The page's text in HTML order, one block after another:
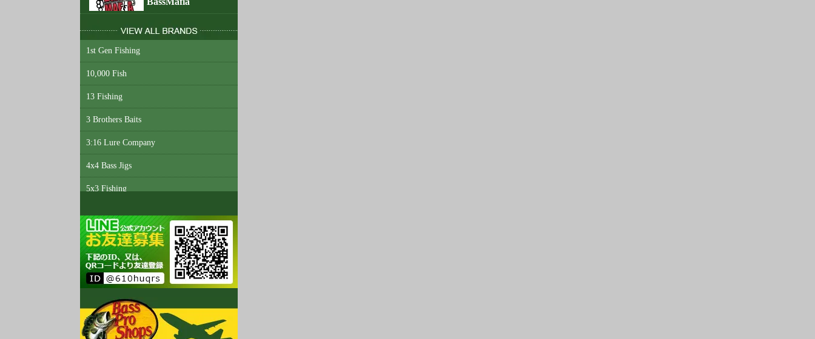
1st Gen Fishing
10,000 Fish
13 Fishing
3 Brothers Baits
3:16 Lure Company
4x4 Bass Jigs
5x3 Fishing
A3 Anglers
Abu Garcia
Accent
Acme Tackle
AC Shiners